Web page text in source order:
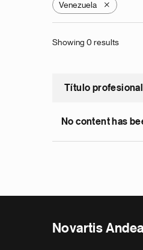
Venezuela X
Showing 0 results
Título profesional
No content has
Novartis